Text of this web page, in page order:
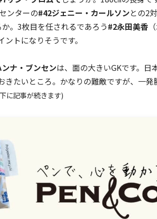
ンターの#42ジェニー・カールソンとの2
。3枚目を任されるであろう#2永田美香
トになりそうです。
ナ・ブンセンは、面の大きいGKです。
きたいところ。かなりの難敵ですが、一
に記事が続きます)